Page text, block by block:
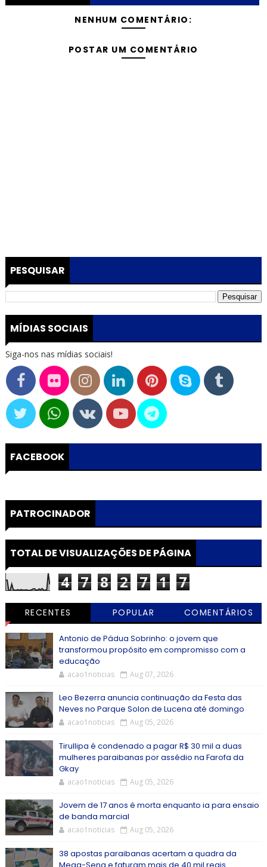
NENHUM COMENTÁRIO:
POSTAR UM COMENTÁRIO
PESQUISAR
MÍDIAS SOCIAIS
Siga-nos nas mídias sociais!
FACEBOOK
PATROCINADOR
TOTAL DE VISUALIZAÇÕES DE PÁGINA
4 7 8 2 7 1 7
RECENTES POPULAR COMENTÁRIOS
Antonio de Pádua Sobrinho: o jovem que
transformou propósito em compromisso com a
educação
acao1noticias Aug 07, 2026
Leo Bezerra anuncia continuação da Festa das
Neves no Parque Solon de Lucena até domingo
acao1noticias Aug 05, 2026
Tirullipa é condenado a pagar R$ 30 mil a duas
mulheres paraibanas por assédio na Farofa da
Gkay
acao1noticias Aug 05, 2026
Jovem de 17 anos é morta enquanto ia para ensaio
de banda marcial
acao1noticias Aug 05, 2026
38 apostas paraibanas acertam a quadra da